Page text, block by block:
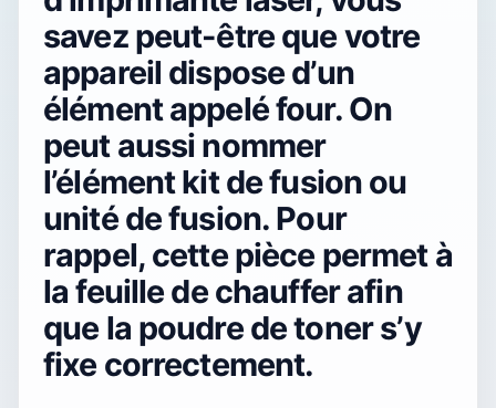
savez peut-être que votre
appareil dispose d’un
élément appelé four. On
peut aussi nommer
l’élément kit de fusion ou
unité de fusion. Pour
rappel, cette pièce permet à
la feuille de chauffer afin
que la poudre de toner s’y
fixe correctement.